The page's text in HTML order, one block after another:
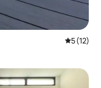
Μέση
5 (12)